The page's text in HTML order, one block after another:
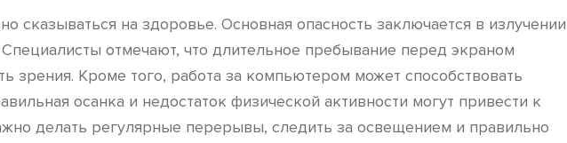
сказываться на здоровье. Основная опасность заключается в излучении
отмечают, что длительное пребывание перед экраном
зрения. Кроме того, работа за компьютером может способствовать
осанка и недостаток физической активности могут привести к
делать регулярные перерывы, следить за освещением и правильно